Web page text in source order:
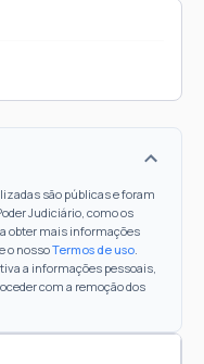
são públicas e foram
Judiciário, como os
obter mais informações
o nossoTermos de uso.
a informações pessoais,
com a remoção dos